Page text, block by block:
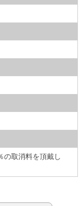
の取消料を頂戴し